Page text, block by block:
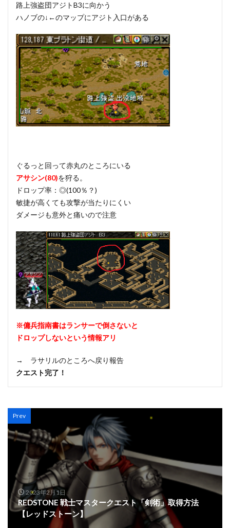
路上強盗団アジトB3に向かう
ハノブの↓←のマップにアジト入口がある
ぐるっと回って赤丸のところにいる
アサシン(80)を狩る。
ドロップ率：◎(100％？)
敏捷が高くても攻撃が当たりにくい
ダメージも意外と痛いので注意
※傭兵指南書はランサーで倒さないと
ドロップしないという情報アリ
→ ラサリルのところへ戻り報告
クエスト完了！
Prev
2023年2月1日
REDSTONE 戦士マスタークエスト「剣術」取得方法
【レッドストーン】